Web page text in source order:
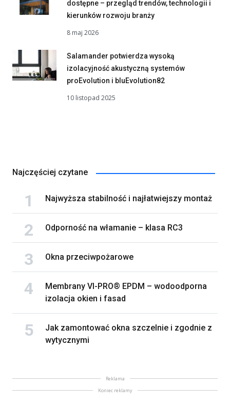
dostępne – przegląd trendów, technologii i
kierunków rozwoju branży
8 maj 2026
Salamander potwierdza wysoką
izolacyjność akustyczną systemów
proEvolution i bluEvolution82
10 listopad 2025
Najczęściej czytane
Najwyższa stabilność i najłatwiejszy montaż
Odporność na włamanie – klasa RC3
Okna przeciwpożarowe
Membrany VI-PRO® EPDM – wodoodporna
izolacja okien i fasad
Jak zamontować okna szczelnie i zgodnie z
wytycznymi
Reklama
Koniec reklamy